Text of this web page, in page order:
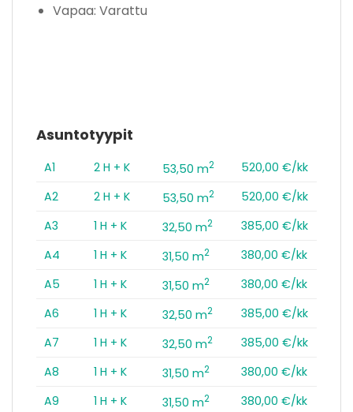
Asuntotyypit
A1 2 H + K 53,50 m2
520,00 €/kk
A2
2 H + K 53,50 m2
520,00 €/kk
A3
1 H + K 32,50 m2
385,00 €/kk
A4
1 H + K 31,50 m2
380,00 €/kk
A5
1 H + K 31,50 m2
380,00 €/kk
A6
1 H + K 32,50 m2
385,00 €/kk
A7
1 H + K 32,50 m2
385,00 €/kk
A8
1 H + K 31,50 m2
380,00 €/kk
A9
1 H + K 31,50 m2
380,00 €/kk
Vapaa: Varattu